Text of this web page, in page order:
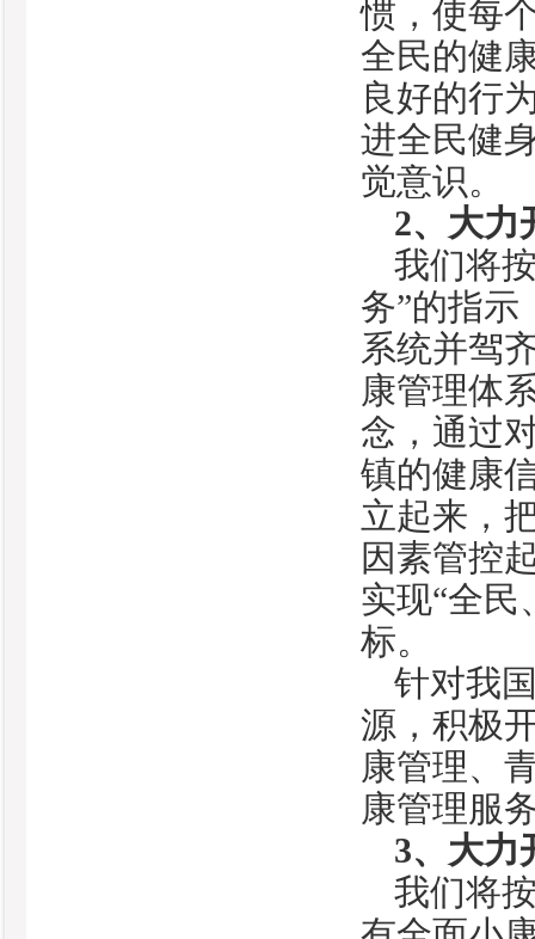
惯，使每
全民的健
良好的行
进全民健
觉意识。
2、大力
我们将
务”的指示
系统并驾
康管理体
念，通过
镇的健康
立起来，
因素管控
实现“全民
标。
针对我
源，积极
康管理、
康管理服
3、大力
我们将